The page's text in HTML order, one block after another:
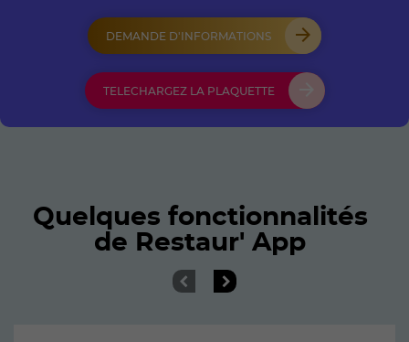
DEMANDE D'INFORMATIONS
TELECHARGEZ LA PLAQUETTE
Quelques fonctionnalités
de Restaur' App